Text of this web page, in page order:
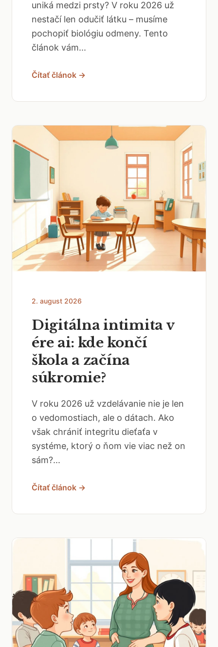
uniká medzi prsty? V roku 2026 už
nestačí len odučiť látku – musíme
pochopiť biológiu odmeny. Tento
článok vám...
Čítať článok →
2. august 2026
Digitálna intimita v
ére ai: kde končí
škola a začína
súkromie?
V roku 2026 už vzdelávanie nie je len
o vedomostiach, ale o dátach. Ako
však chrániť integritu dieťaťa v
systéme, ktorý o ňom vie viac než on
sám?...
Čítať článok →